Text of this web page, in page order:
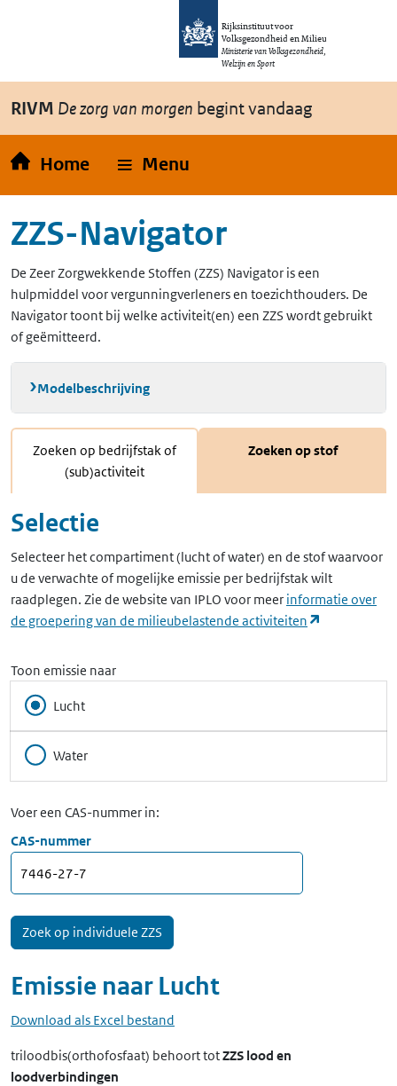
Overslaan en naar de inhoud gaan
Rijksinstituut voor
Volksgezondheid en Milieu
Ministerie van Volksgezondheid,
Welzijn en Sport
RIVM De zorg van morgen begint vandaag
Home Menu
ZZS-Navigator
De Zeer Zorgwekkende Stoffen (ZZS) Navigator is een
hulpmiddel voor vergunningverleners en toezichthouders. De
Navigator toont bij welke activiteit(en) een ZZS wordt gebruikt
of geëmitteerd.
Modelbeschrijving
Zoeken op bedrijfstak of
(sub)activiteit
Zoeken op stof
Selectie
Selecteer het compartiment (lucht of water) en de stof waarvoor
u de verwachte of mogelijke emissie per bedrijfstak wilt
raadplegen. Zie de website van IPLO voor meer informatie over
de groepering van de milieubelastende activiteiten
Toon emissie naar
Lucht
Water
Voer een CAS-nummer in:
CAS-nummer
Emissie naar Lucht
Download als Excel bestand
triloodbis(orthofosfaat) behoort totZZS lood en
loodverbindingen